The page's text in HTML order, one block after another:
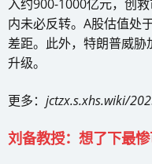
入约900-1000亿元，创
内未必反转。A股估值处
差距。此外，特朗普威
升级。
更多： jctzx.s.xhs.wiki/
刘备教授：想了下最